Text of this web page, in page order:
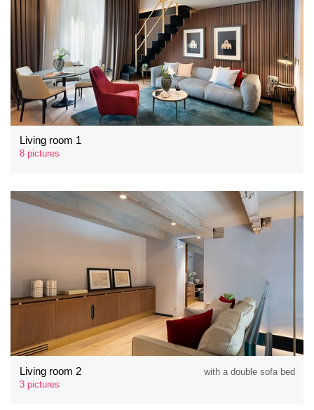
Living room 1
8 pictures
Living room 2
3 pictures
with a double sofa bed